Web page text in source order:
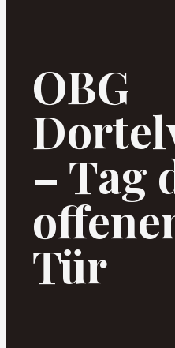
OBG
– Tag
Tür